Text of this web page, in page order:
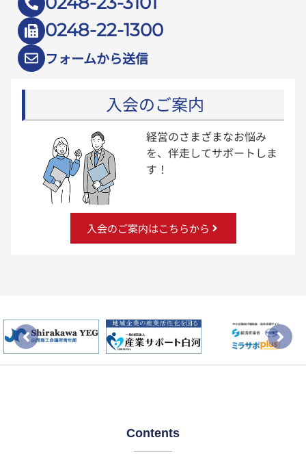
0248-22-1300
フォームから送信
入会のご案内
経営のさまざまなお悩み
を、伴走してサポートしま
す！
入会のご案内はこちらから
Contents